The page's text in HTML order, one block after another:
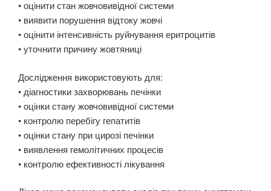
• оцінити стан жовчовивідної системи
• виявити порушення відтоку жовчі
• оцінити інтенсивність руйнування еритроцитів
• уточнити причину жовтяниці
Дослідження використовують для:
• діагностики захворювань печінки
• оцінки стану жовчовивідної системи
• контролю перебігу гепатитів
• оцінки стану при цирозі печінки
• виявлення гемолітичних процесів
• контролю ефективності лікування